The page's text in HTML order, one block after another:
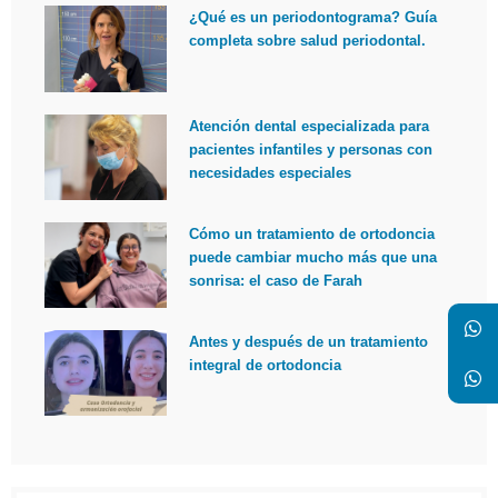
¿Qué es un periodontograma? Guía
completa sobre salud periodontal.
Atención dental especializada para
pacientes infantiles y personas con
necesidades especiales
Cómo un tratamiento de ortodoncia
puede cambiar mucho más que una
sonrisa: el caso de Farah
Antes y después de un tratamiento
integral de ortodoncia